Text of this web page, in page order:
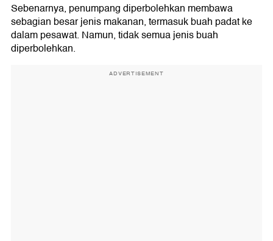
Sebenarnya, penumpang diperbolehkan membawa
sebagian besar jenis makanan, termasuk buah padat ke
dalam pesawat. Namun, tidak semua jenis buah
diperbolehkan.
ADVERTISEMENT